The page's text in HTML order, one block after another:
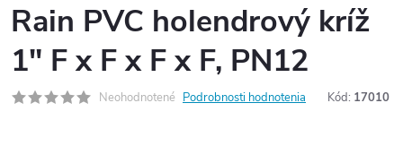
Rain PVC holendrový kríž
1" F x F x F x F, PN12
Neohodnotené Podrobnosti hodnotenia Kód: 17010